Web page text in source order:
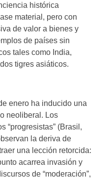
histórica
material, pero con
de valor a bienes y
de países sin
tales como India,
tigres asiáticos.
enero ha inducido una
neoliberal. Los
“progresistas” (Brasil,
la deriva de
una lección retorcida:
acarrea invasión y
de “moderación”,